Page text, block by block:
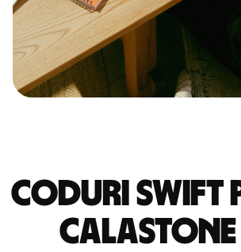
Coduri Swift